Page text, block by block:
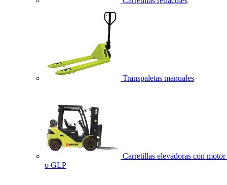
Transpaletas manuales
Carretillas elevadoras con motor
o GLP